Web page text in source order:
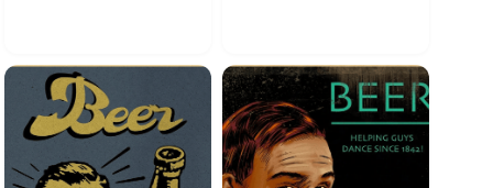
Die
Optionen
können
auf
der
Produktseite